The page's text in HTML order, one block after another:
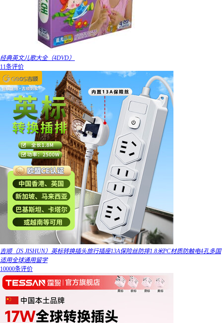
经典英文儿歌大全（4DVD）
11条评价
吉顺（JS JISHUN）英标转换插头旅行插座13A保险丝防摔1.8米PC材质防触电4孔多国
适用全球通用留学
10000条评价